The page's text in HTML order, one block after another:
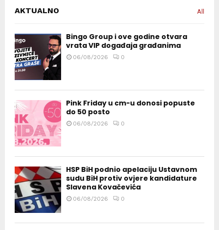
AKTUALNO All
Bingo Group i ove godine otvara
vrata VIP događaja građanima
06/08/2026 0
Pink Friday u cm-u donosi popuste
do 50 posto
06/08/2026 0
HSP BiH podnio apelaciju Ustavnom
sudu BiH protiv ovjere kandidature
Slavena Kovačevića
06/08/2026 0